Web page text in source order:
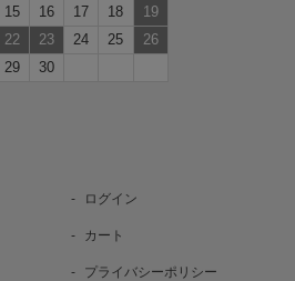
15 16 17 18
19
22 23 24 25
26
29 30
ログイン
カート
プライバシーポリシー